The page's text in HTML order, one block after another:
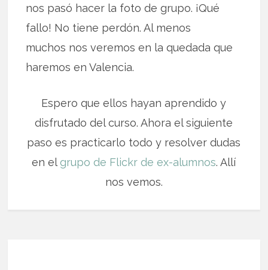
nos pasó hacer la foto de grupo. ¡Qué
fallo! No tiene perdón. Al menos
muchos nos veremos en la quedada que
haremos en Valencia.
Espero que ellos hayan aprendido y
disfrutado del curso. Ahora el siguiente
paso es practicarlo todo y resolver dudas
en el grupo de Flickr de ex-alumnos. Allí
nos vemos.